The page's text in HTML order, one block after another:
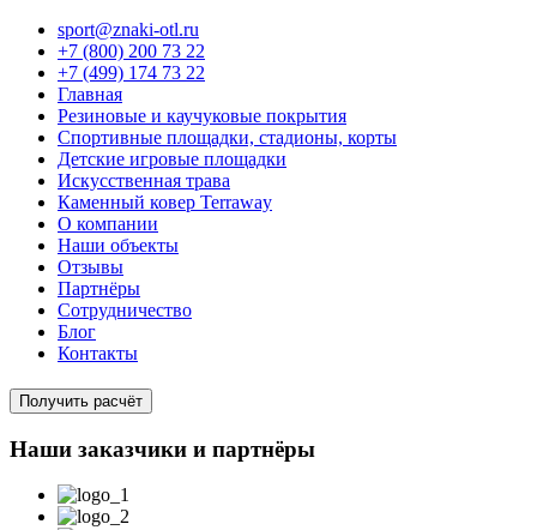
sport@znaki-otl.ru
+7 (800) 200 73 22
+7 (499) 174 73 22
Главная
Резиновые и каучуковые покрытия
Спортивные площадки, стадионы, корты
Детские игровые площадки
Искусственная трава
Каменный ковер Terraway
О компании
Наши объекты
Отзывы
Партнёры
Сотрудничество
Блог
Контакты
Получить расчёт
Наши заказчики и партнёры